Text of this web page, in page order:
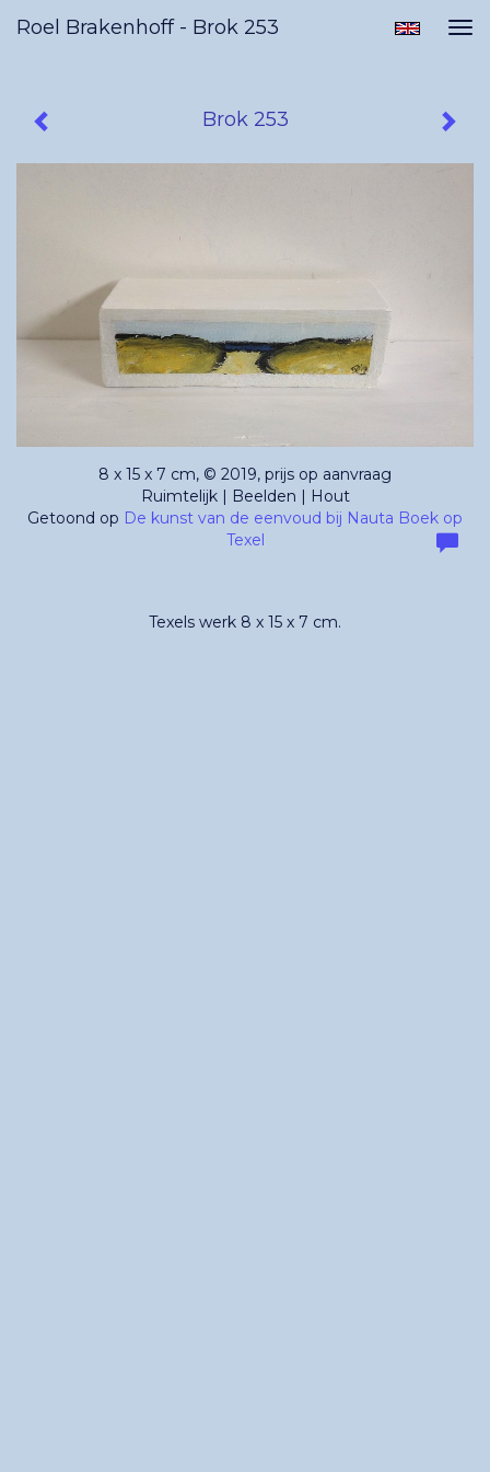
Roel Brakenhoff - Brok 253
Brok 253
8 x 15 x 7 cm, © 2019, prijs op aanvraag
Ruimtelijk | Beelden | Hout
Getoond op De kunst van de eenvoud bij Nauta Boek op
Texel
Texels werk 8 x 15 x 7 cm.